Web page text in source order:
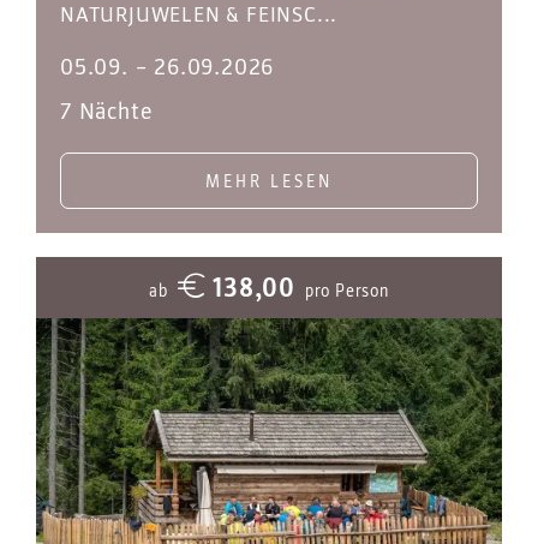
NATURJUWELEN & FEINSC...
05.09. – 26.09.2026
7 Nächte
MEHR LESEN
ab 138,00 pro Person